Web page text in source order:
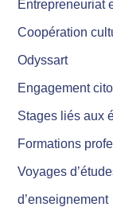
Entrepreneuriat
Coopération
Odyssart
Engagement
Stages liés aux
Formations
Voyages
d’enseignement